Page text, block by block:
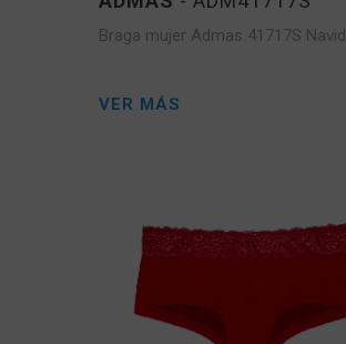
Braga mujer Admas 41717S
VER MÁS